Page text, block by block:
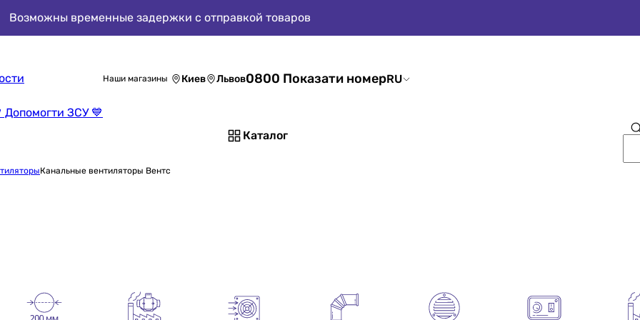
Возможны временные задержки с отправкой товаров
Допомогти ЗСУ 💙
Наши магазины Киев Львов0800 Показати номерRU
Каталог
Канальные вентиляторы Вентс